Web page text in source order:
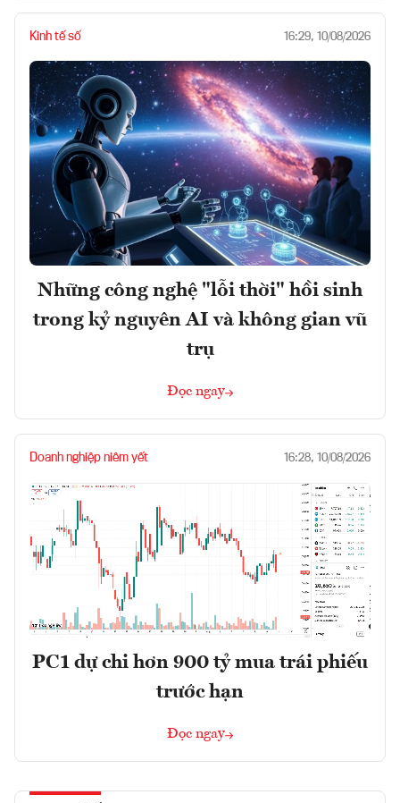
Kinh tế số 16:29, 10/08/2026
Những công nghệ "lỗi thời" hồi sinh
trong kỷ nguyên AI và không gian vũ
trụ
Đọc ngay
Doanh nghiệp niêm yết 16:28, 10/08/2026
PC1 dự chi hơn 900 tỷ mua trái phiếu
trước hạn
Đọc ngay